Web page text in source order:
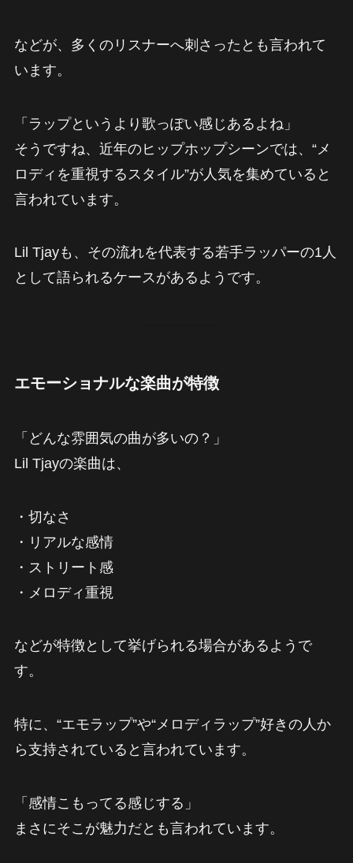
などが、多くのリスナーへ刺さったとも言われて
います。
「ラップというより歌っぽい感じあるよね」
そうですね、近年のヒップホップシーンでは、“メ
ロディを重視するスタイル”が人気を集めていると
言われています。
Lil Tjayも、その流れを代表する若手ラッパーの1人
として語られるケースがあるようです。
エモーショナルな楽曲が特徴
「どんな雰囲気の曲が多いの？」
Lil Tjayの楽曲は、
・切なさ
・リアルな感情
・ストリート感
・メロディ重視
などが特徴として挙げられる場合があるようで
す。
特に、“エモラップ”や“メロディラップ”好きの人か
ら支持されていると言われています。
「感情こもってる感じする」
まさにそこが魅力だとも言われています。